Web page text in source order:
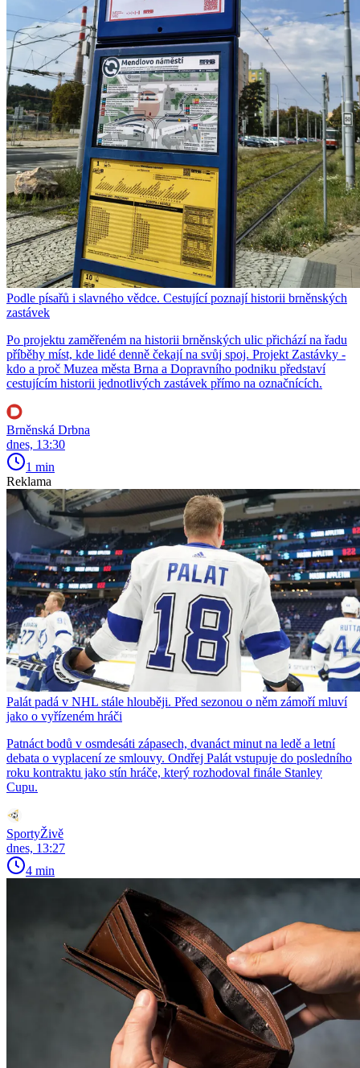
Podle písařů i slavného vědce. Cestující poznají historii brněnských
zastávek
Po projektu zaměřeném na historii brněnských ulic přichází na řadu
příběhy míst, kde lidé denně čekají na svůj spoj. Projekt Zastávky -
kdo a proč Muzea města Brna a Dopravního podniku představí
cestujícím historii jednotlivých zastávek přímo na označnících.
Brněnská Drbna
dnes, 13:30
1 min
Reklama
Palát padá v NHL stále hlouběji. Před sezonou o něm zámoří mluví
jako o vyřízeném hráči
Patnáct bodů v osmdesáti zápasech, dvanáct minut na ledě a letní
debata o vyplacení ze smlouvy. Ondřej Palát vstupuje do posledního
roku kontraktu jako stín hráče, který rozhodoval finále Stanley
Cupu.
SportyŽivě
dnes, 13:27
4 min